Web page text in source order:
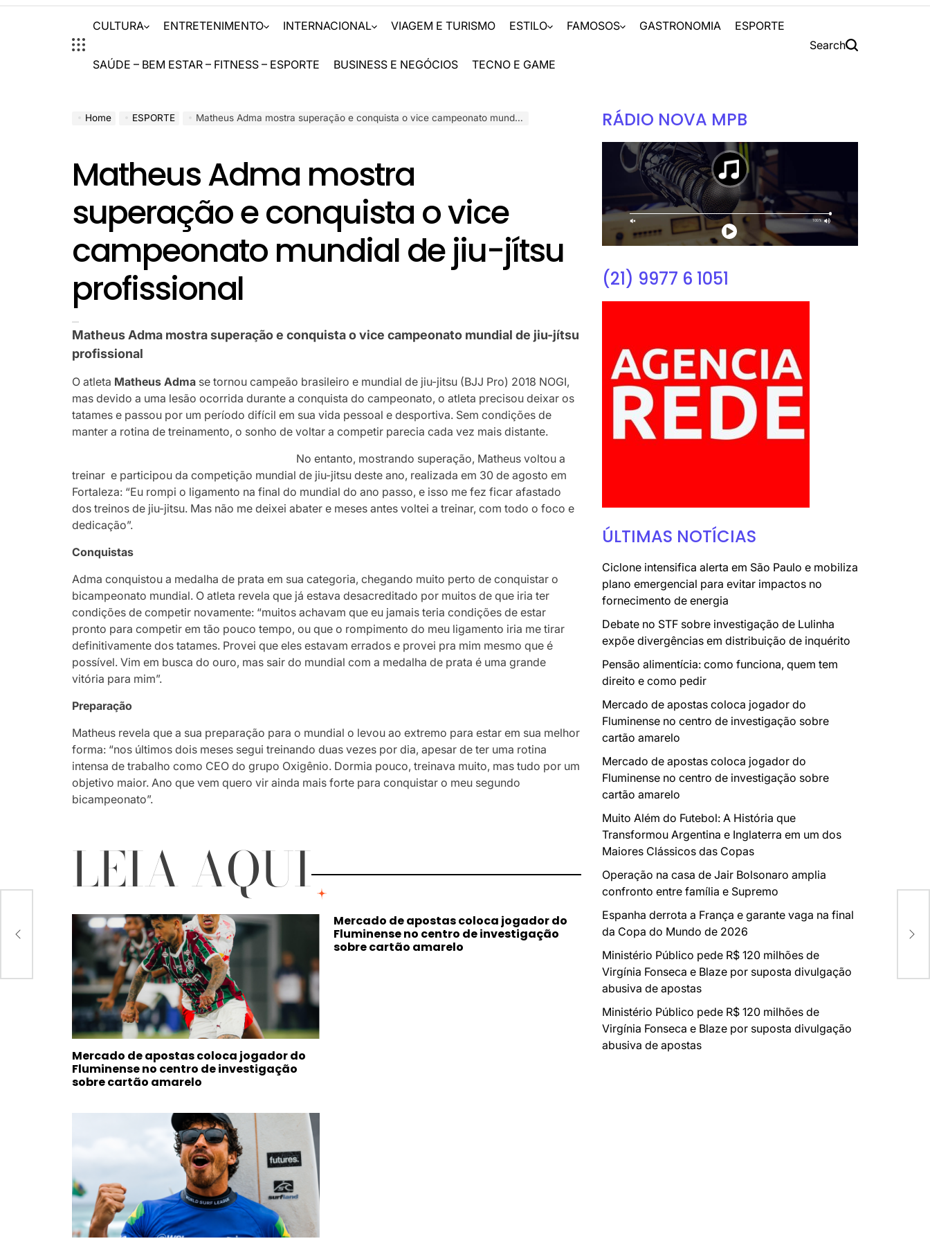
CULTURA ENTRETENIMENTO INTERNACIONAL VIAGEM E TURISMO ESTILO FAMOSOS GASTRONOMIA ESPORTE
SAÚDE – BEM ESTAR – FITNESS – ESPORTE BUSINESS E NEGÓCIOS TECNO E GAME
Search
Home ESPORTE Matheus Adma mostra superação e conquista o vice campeonato mundial de jiu-jítsu profissional
Matheus Adma mostra
superação e conquista o vice
campeonato mundial de jiu-jítsu
profissional
Matheus Adma mostra superação e conquista o vice campeonato mundial de jiu-jítsu
profissional
O atleta Matheus Adma se tornou campeão brasileiro e mundial de jiu-jitsu (BJJ Pro) 2018 NOGI,
mas devido a uma lesão ocorrida durante a conquista do campeonato, o atleta precisou deixar os
tatames e passou por um período difícil em sua vida pessoal e desportiva. Sem condições de
manter a rotina de treinamento, o sonho de voltar a competir parecia cada vez mais distante.
No entanto, mostrando superação, Matheus voltou a
treinar e participou da competição mundial de jiu-jitsu deste ano, realizada em 30 de agosto em
Fortaleza: “Eu rompi o ligamento na final do mundial do ano passo, e isso me fez ficar afastado
dos treinos de jiu-jitsu. Mas não me deixei abater e meses antes voltei a treinar, com todo o foco e
dedicação”.
Conquistas
Adma conquistou a medalha de prata em sua categoria, chegando muito perto de conquistar o
bicampeonato mundial. O atleta revela que já estava desacreditado por muitos de que iria ter
condições de competir novamente: “muitos achavam que eu jamais teria condições de estar
pronto para competir em tão pouco tempo, ou que o rompimento do meu ligamento iria me tirar
definitivamente dos tatames. Provei que eles estavam errados e provei pra mim mesmo que é
possível. Vim em busca do ouro, mas sair do mundial com a medalha de prata é uma grande
vitória para mim”.
Preparação
Matheus revela que a sua preparação para o mundial o levou ao extremo para estar em sua melhor
forma: “nos últimos dois meses segui treinando duas vezes por dia, apesar de ter uma rotina
intensa de trabalho como CEO do grupo Oxigênio. Dormia pouco, treinava muito, mas tudo por um
objetivo maior. Ano que vem quero vir ainda mais forte para conquistar o meu segundo
bicampeonato”.
LEIA AQUI
Mercado de apostas coloca jogador do
Fluminense no centro de investigação
sobre cartão amarelo
Mercado de apostas coloca jogador do
Fluminense no centro de investigação
sobre cartão amarelo
MC
RÁDIO NOVA MPB
(21) 9977 6 1051
ÚLTIMAS NOTÍCIAS
Ciclone intensifica alerta em São Paulo e mobiliza
plano emergencial para evitar impactos no
fornecimento de energia
Debate no STF sobre investigação de Lulinha
expõe divergências em distribuição de inquérito
Pensão alimentícia: como funciona, quem tem
direito e como pedir
Mercado de apostas coloca jogador do
Fluminense no centro de investigação sobre
cartão amarelo
Mercado de apostas coloca jogador do
Fluminense no centro de investigação sobre
cartão amarelo
Muito Além do Futebol: A História que
Transformou Argentina e Inglaterra em um dos
Maiores Clássicos das Copas
Operação na casa de Jair Bolsonaro amplia
confronto entre família e Supremo
Espanha derrota a França e garante vaga na final
da Copa do Mundo de 2026
Ministério Público pede R$ 120 milhões de
Virgínia Fonseca e Blaze por suposta divulgação
abusiva de apostas
Ministério Público pede R$ 120 milhões de
Virgínia Fonseca e Blaze por suposta divulgação
abusiva de apostas